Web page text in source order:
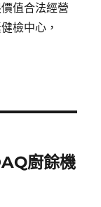
值合法經營
檢中心，
廚餘機